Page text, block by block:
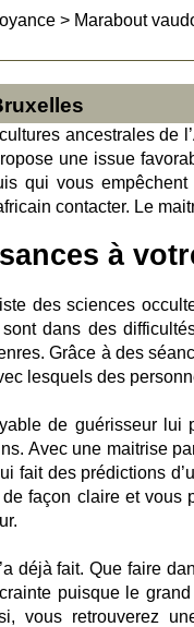
> Marabout
ancestrales de
une issue
qui vous
contacter. Le
à
des sciences
dans des
Grâce à des
lesquels des
de guérisseur lui
Avec une maitrise
fait des prédictions
façon claire et vous
déjà fait. Que faire
puisque le
vous retrouverez